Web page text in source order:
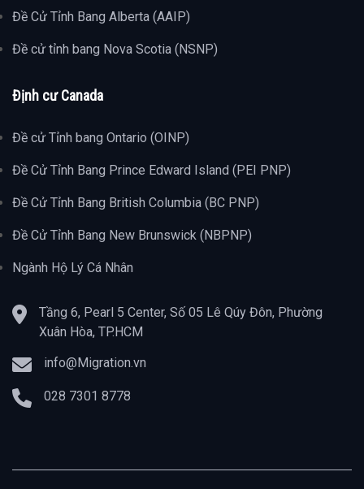
Đề Cử Tỉnh Bang Alberta (AAIP)
Đề cử tỉnh bang Nova Scotia (NSNP)
Định cư Canada
Đề cử Tỉnh bang Ontario (OINP)
Đề Cử Tỉnh Bang Prince Edward Island (PEI PNP)
Đề Cử Tỉnh Bang British Columbia (BC PNP)
Đề Cử Tỉnh Bang New Brunswick (NBPNP)
Ngành Hộ Lý Cá Nhân
Tầng 6, Pearl 5 Center, Số 05 Lê Qúy Đôn, Phường
Xuân Hòa, TP.HCM
info@Migration.vn
028 7301 8778